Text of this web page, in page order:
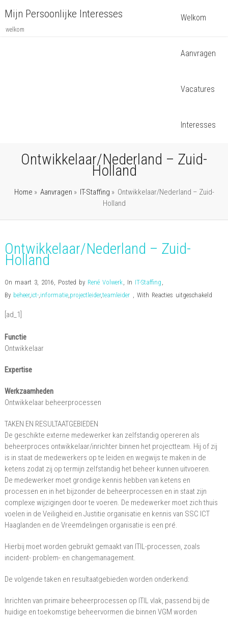
Mijn Persoonlijke Interesses
welkom
Welkom
Aanvragen
Vacatures
Interesses
Ontwikkelaar/Nederland – Zuid-
Holland
Home » Aanvragen » IT-Staffing » Ontwikkelaar/Nederland – Zuid-
Holland
Ontwikkelaar/Nederland – Zuid-
Holland
On maart 3, 2016, Posted by René Volwerk, In IT-Staffing ,
By beheer,ict-,informatie,projectleider,teamleider , With Reacties uitgeschakeldvoor
[ad_1]
Functie
Ontwikkelaar
Expertise
Werkzaamheden
Ontwikkelaar beheerprocessen
TAKEN EN RESULTAATGEBIEDEN
De geschikte externe medewerker kan zelfstandig opereren als
beheerproces ontwikkelaar/inrichter binnen het projectteam. Hij of zij
is in staat de medewerkers op te leiden en wegwijs te maken in de
ketens zodat zij op termijn zelfstandig het beheer kunnen uitvoeren.
De medewerker moet grondige kennis hebben van ketens en
processen en in het bijzonder de beheerprocessen en in staat zijn
complexe wijzigingen door te voeren. De medewerker moet zich thuis
voelen in de Veiligheid en Justitie organisatie en kennis van SSC ICT
Haaglanden en de Vreemdelingen organisatie is een pré.
Hierbij moet worden gebruikt gemaakt van ITIL-processen, zoals
incident- problem- en changemanagement.
De volgende taken en resultaatgebieden worden onderkend:
Inrichten van primaire beheerprocessen op ITIL vlak, passend bij de
huidige en toekomstige beheervormen die binnen VGM worden